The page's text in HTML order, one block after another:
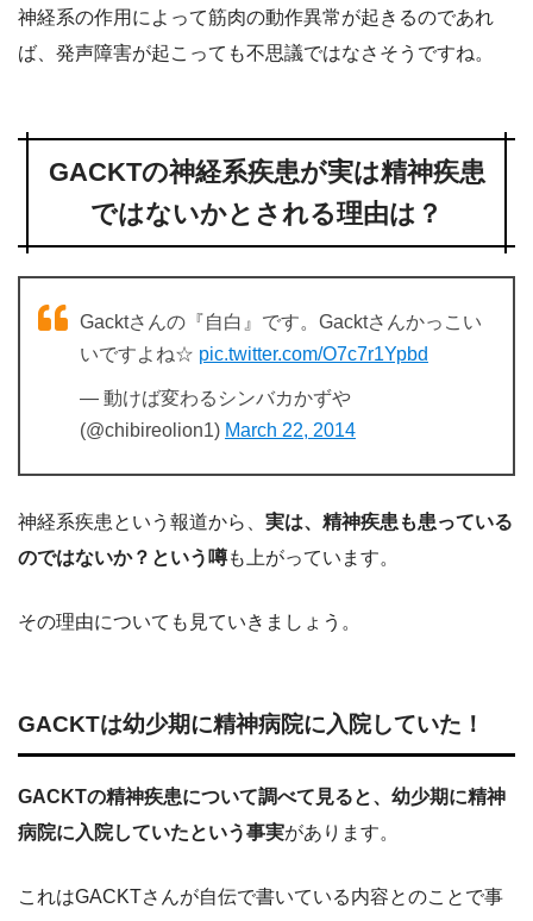
神経系の作用によって筋肉の動作異常が起きるのであれ
ば、発声障害が起こっても不思議ではなさそうですね。
GACKTの神経系疾患が実は精神疾患
ではないかとされる理由は？
Gacktさんの『自白』です。Gacktさんかっこい
いですよね☆ pic.twitter.com/O7c7r1Ypbd
— 動けば変わるシンバカかずや
(@chibireolion1) March 22, 2014
神経系疾患という報道から、 実は、精神疾患も患っている
のではないか？という噂も上がっています。
その理由についても見ていきましょう。
GACKTは幼少期に精神病院に入院していた！
GACKTの精神疾患について調べて見ると、幼少期に精神
病院に入院していたという事実があります。
これはGACKTさんが自伝で書いている内容とのことで事